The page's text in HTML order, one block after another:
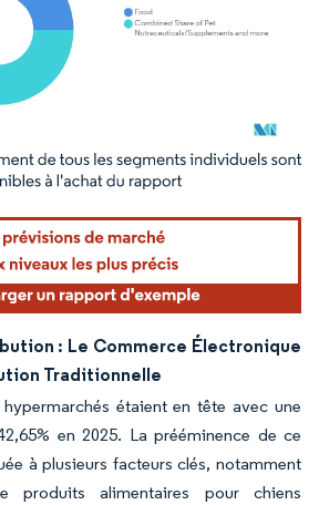
La réutilisation nécessite une attribution sous CC BY
: Le Commerce Électronique
Traditionnelle
étaient en tête avec une
en 2025. La prééminence de ce
à plusieurs facteurs clés, notamment
produits alimentaires pour chiens